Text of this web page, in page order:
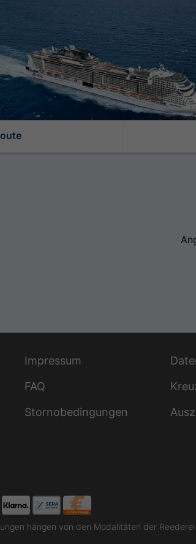
Impressum
FAQ
Stornobedingungen
hängen von den Modalitäten der